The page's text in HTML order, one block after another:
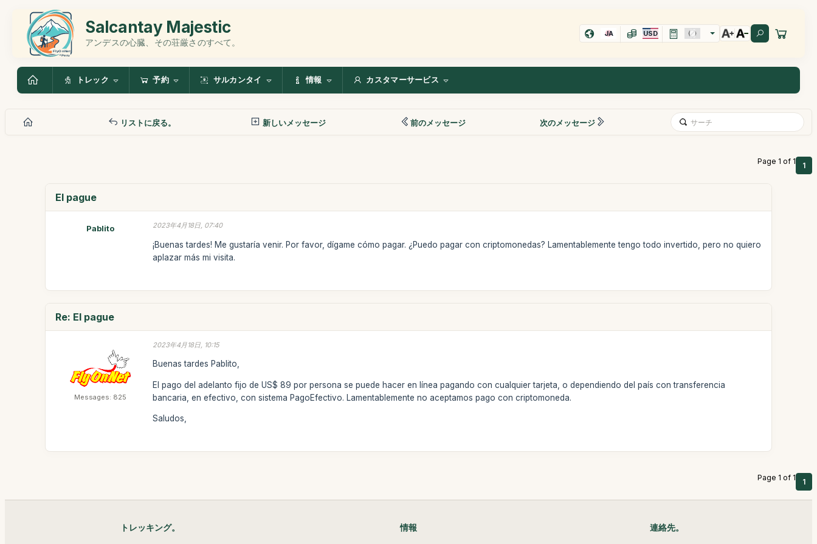
Salcantay Majestic
アンデスの心臓、その荘厳さのすべて。
JA USD
トレック 予約 サルカンタイ 情報 カスタマーサービス
リストに戻る。 新しいメッセージ 前のメッセージ 次のメッセージ
Page 1 of 1 1
El pague
Pablito 2023年4月18日, 07:40
¡Buenas tardes! Me gustaría venir. Por favor, dígame cómo pagar. ¿Puedo pagar con criptomonedas? Lamentablemente tengo todo invertido, pero no quiero
aplazar más mi visita.
Re: El pague
Messages: 825
2023年4月18日, 10:15
Buenas tardes Pablito,
El pago del adelanto fijo de US$ 89 por persona se puede hacer en línea pagando con cualquier tarjeta, o dependiendo del país con transferencia
bancaria, en efectivo, con sistema PagoEfectivo. Lamentablemente no aceptamos pago con criptomoneda.
Saludos,
Page 1 of 1 1
トレッキング。 情報 連絡先。